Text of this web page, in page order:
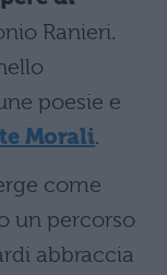
Ranieri.
poesie e
Morali.
come
un percorso
abbraccia